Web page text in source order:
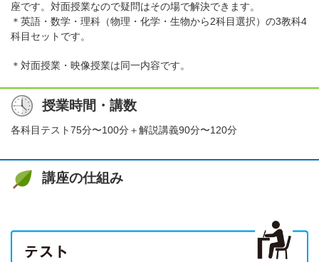
座です。対面授業なので疑問はその場で解決できます。
＊英語・数学・理科（物理・化学・生物から2科目選択）の3教科4
科目セットです。
＊対面授業・映像授業は同一内容です。
授業時間・講数
各科目テスト75分〜100分＋解説講義90分〜120分
講座の仕組み